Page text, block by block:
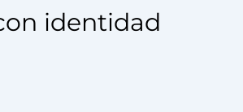
identidad